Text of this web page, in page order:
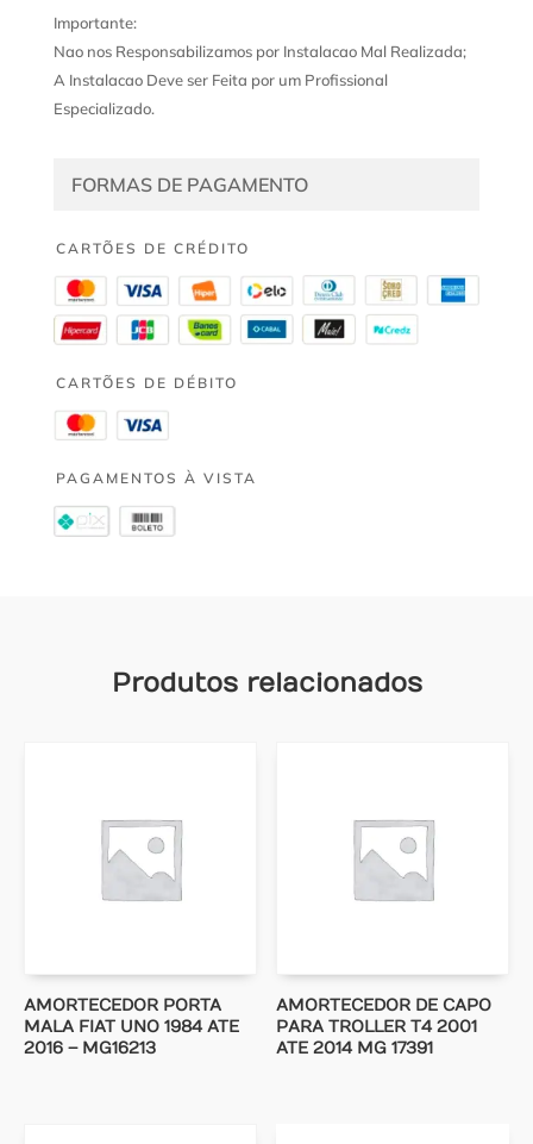
Importante:
Nao nos Responsabilizamos por Instalacao Mal Realizada;
A Instalacao Deve ser Feita por um Profissional
Especializado.
FORMAS DE PAGAMENTO
CARTÕES DE CRÉDITO
CARTÕES DE DÉBITO
PAGAMENTOS À VISTA
Produtos relacionados
AMORTECEDOR PORTA
MALA FIAT UNO 1984 ATE
2016 – MG16213
AMORTECEDOR DE CAPO
PARA TROLLER T4 2001
ATE 2014 MG 17391